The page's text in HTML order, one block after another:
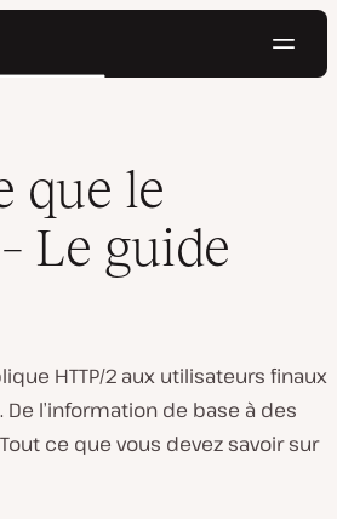
Le guide ultime
que le
Le guide
HTTP/2 aux utilisateurs finaux
l’information de base à des
ce que vous devez savoir sur